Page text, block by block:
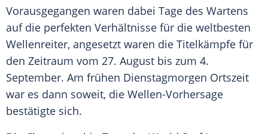
Vorausgegangen waren dabei Tage des Wartens
auf die perfekten Verhältnisse für die weltbesten
Wellenreiter, angesetzt waren die Titelkämpfe für
den Zeitraum vom 27. August bis zum 4.
September. Am frühen Dienstagmorgen Ortszeit
war es dann soweit, die Wellen-Vorhersage
bestätigte sich.